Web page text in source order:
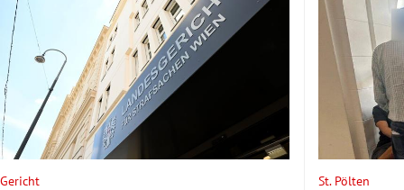
Untermenü
Untermenü
Gericht St. Pölten